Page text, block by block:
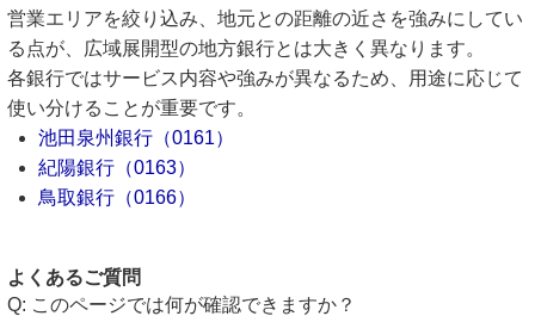
営業エリアを絞り込み、地元との距離の近さを強みにしてい
る点が、広域展開型の地方銀行とは大きく異なります。
各銀行ではサービス内容や強みが異なるため、用途に応じて
使い分けることが重要です。
池田泉州銀行（0161）
紀陽銀行（0163）
鳥取銀行（0166）
よくあるご質問
このページでは何が確認できますか？